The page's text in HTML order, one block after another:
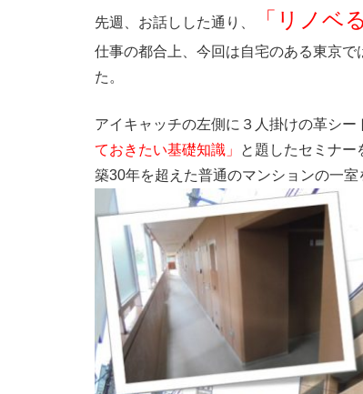
先週、お話しした通り、 「リノベ
仕事の都合上、今回は自宅のある東京
た。
アイキャッチの左側に３人掛けの革シ
ておきたい基礎知識」
と題したセミナー
築30年を超えた普通のマンションの一